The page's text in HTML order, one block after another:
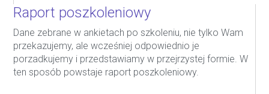
Raport poszkoleniowy
Dane zebrane w ankietach po szkoleniu, nie tylko Wam
przekazujemy, ale wcześniej odpowiednio je
porzadkujemy i przedstawiamy w przejrzystej formie. W
ten sposób powstaje raport poszkoleniowy.